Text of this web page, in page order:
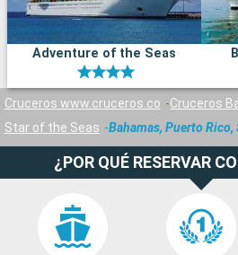
Adventure of the Seas
Cruceros www.cruceros.co Cruceros
Star of the Seas
Bahamas, Puerto
¿POR QUÉ RESERVAR